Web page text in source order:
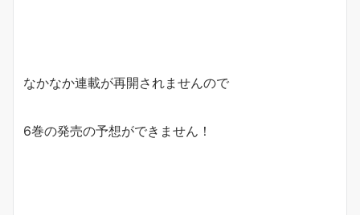
なかなか連載が再開されませんので
6巻の発売の予想ができません！